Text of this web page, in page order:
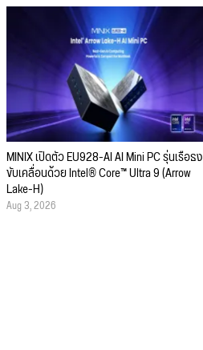
MINIX เปิดตัว EU928-AI AI Mini PC รุ่นเรือธง
ขับเคลื่อนด้วย Intel® Core™ Ultra 9 (Arrow
Lake-H)
Aug 3, 2026